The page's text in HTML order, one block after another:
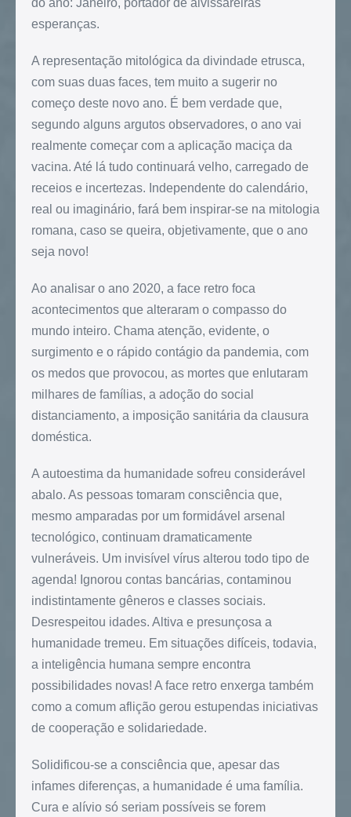
esperanças.
A representação mitológica da divindade etrusca,
com suas duas faces, tem muito a sugerir no
começo deste novo ano. É bem verdade que,
segundo alguns argutos observadores, o ano vai
realmente começar com a aplicação maciça da
vacina. Até lá tudo continuará velho, carregado de
receios e incertezas. Independente do calendário,
real ou imaginário, fará bem inspirar-se na mitologia
romana, caso se queira, objetivamente, que o ano
seja novo!
Ao analisar o ano 2020, a face retro foca
acontecimentos que alteraram o compasso do
mundo inteiro. Chama atenção, evidente, o
surgimento e o rápido contágio da pandemia, com
os medos que provocou, as mortes que enlutaram
milhares de famílias, a adoção do social
distanciamento, a imposição sanitária da clausura
doméstica.
A autoestima da humanidade sofreu considerável
abalo. As pessoas tomaram consciência que,
mesmo amparadas por um formidável arsenal
tecnológico, continuam dramaticamente
vulneráveis. Um invisível vírus alterou todo tipo de
agenda! Ignorou contas bancárias, contaminou
indistintamente gêneros e classes sociais.
Desrespeitou idades. Altiva e presunçosa a
humanidade tremeu. Em situações difíceis, todavia,
a inteligência humana sempre encontra
possibilidades novas! A face retro enxerga também
como a comum aflição gerou estupendas iniciativas
de cooperação e solidariedade.
Solidificou-se a consciência que, apesar das
infames diferenças, a humanidade é uma família.
Cura e alívio só seriam possíveis se forem